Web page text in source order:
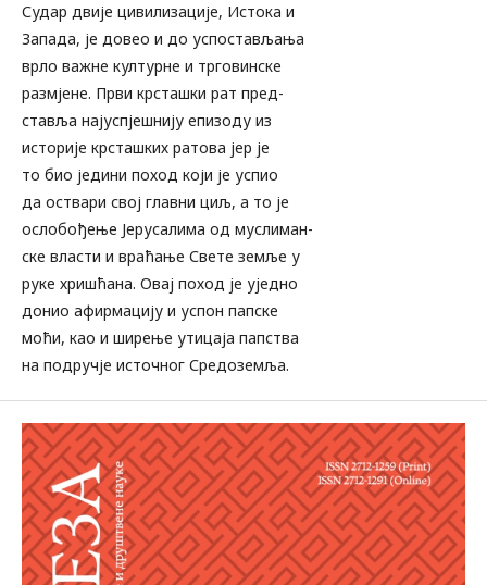
Судар двије цивилизације, Истока и
Запада, је довео и до успостављања
врло важне културне и трговинске
размјене. Први крсташки рат пред-
ставља најуспјешнију епизоду из
историје крсташких ратова јер је
то био једини поход који је успио
да оствари свој главни циљ, а то је
ослобођење Јерусалима од муслиман-
ске власти и враћање Свете земље у
руке хришћана. Овај поход је уједно
донио афирмацију и успон папске
моћи, као и ширење утицаја папства
на подручје источног Средоземља.